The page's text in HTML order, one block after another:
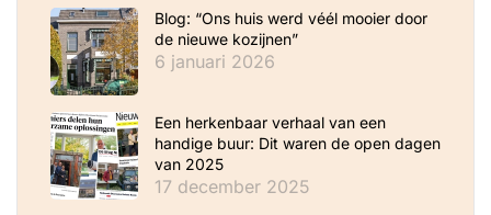
Blog: “Ons huis werd véél mooier door
de nieuwe kozijnen”
6 januari 2026
Een herkenbaar verhaal van een
handige buur: Dit waren de open dagen
van 2025
17 december 2025